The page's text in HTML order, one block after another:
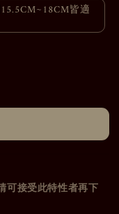
皆適
可接受此特性者再下